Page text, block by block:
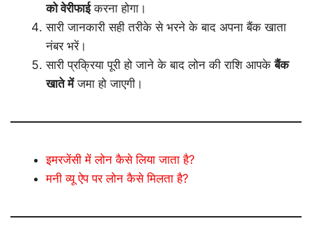
को वेरीफाईकरना होगा।
सारी जानकारी सही तरीके से भरने के बाद अपना बैंक खाता
नंबर भरें।
सारी प्रक्रिया पूरी हो जाने के बाद लोन की राशि आपकेबैंक
खाते मेंजमा हो जाएगी।
इमरजेंसी में लोन कैसे लिया जाता है?
मनी व्यू ऐप पर लोन कैसे मिलता है?